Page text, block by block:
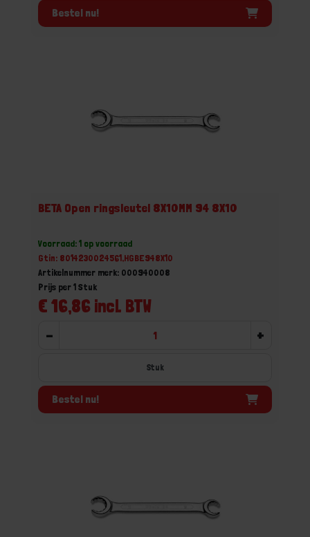
Bestel nu!
BETA Open ringsleutel 8X10MM 94 8X10
Voorraad: 1 op voorraad
Gtin: 8014230024561,HGBE948X10
Artikelnummer merk: 000940008
€ 16,86 incl. BTW
Prijs per 1 Stuk
- +
Stuk
Bestel nu!